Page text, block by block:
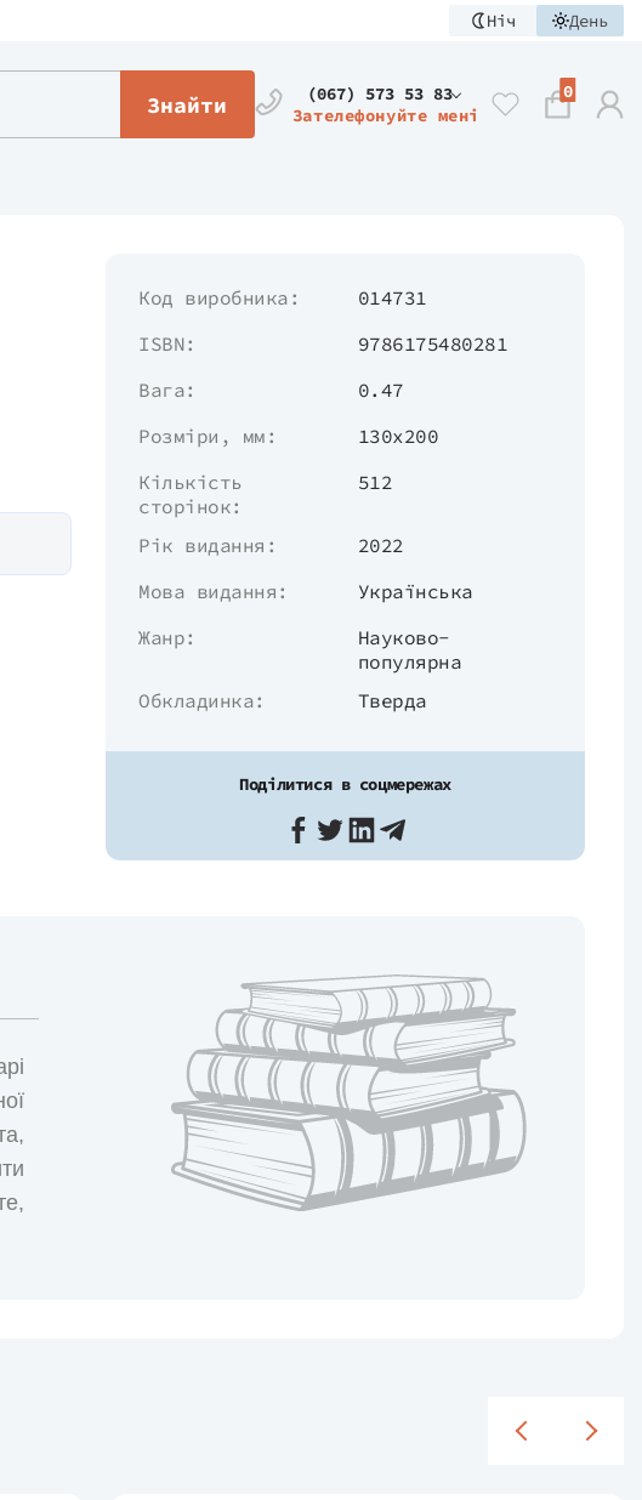
Ніч День
Знайти
(067) 573 53 83
Зателефонуйте мені
0
Код виробника:
014731
ISBN:
9786175480281
Вага:
0.47
Розміри, мм:
130х200
Кількість
сторінок:
512
Рік видання:
2022
Мова видання:
Українська
Жанр:
Науково-
популярна
Обкладинка:
Тверда
Поділитися в соцмережах